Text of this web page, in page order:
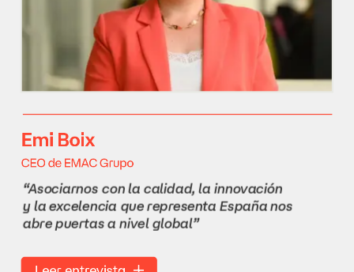
Emi Boix
CEO de EMACGrupo
“Asociarnos con la calidad, la innovación
y la excelencia que representa España nos
abre puertas a nivel global”